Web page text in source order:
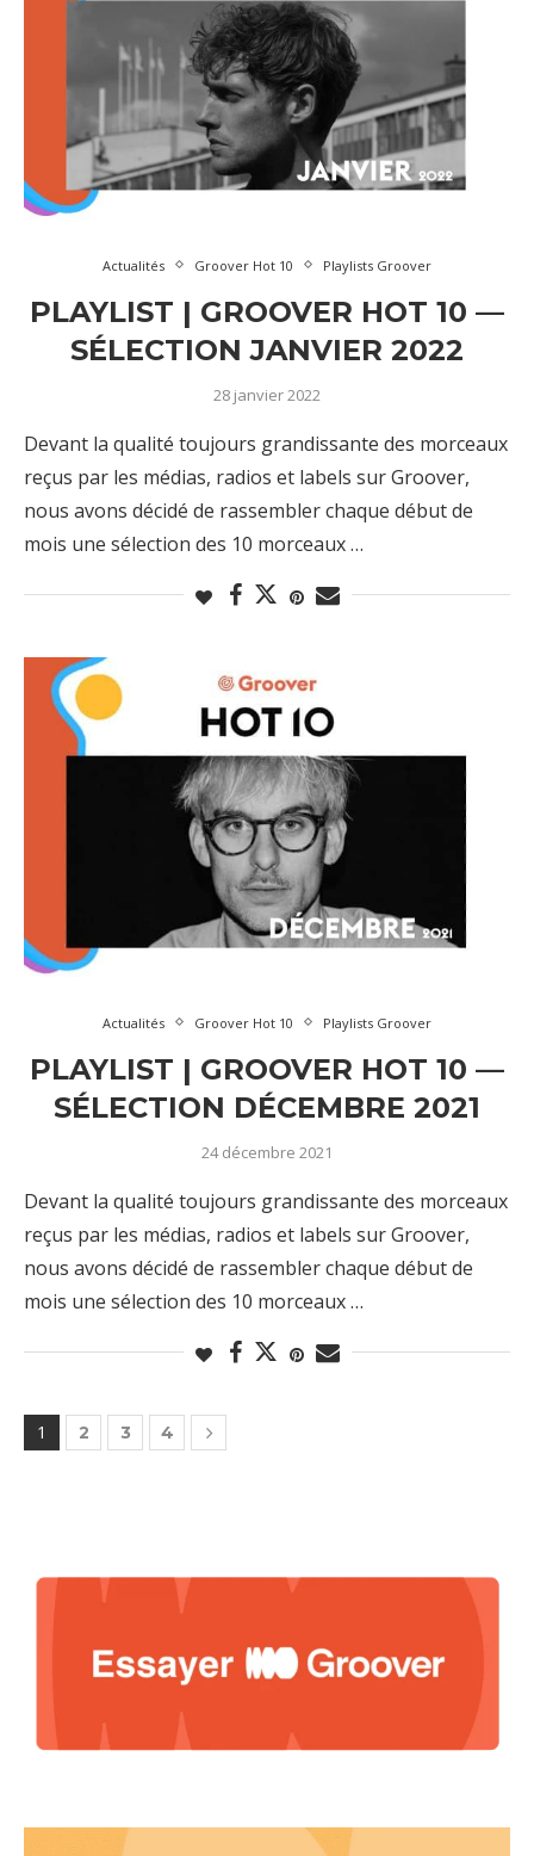
Actualités Groover Hot 10 Playlists Groover
PLAYLIST | GROOVER HOT 10 —
SÉLECTION JANVIER 2022
28 janvier 2022
Devant la qualité toujours grandissante des morceaux
reçus par les médias, radios et labels sur Groover,
nous avons décidé de rassembler chaque début de
mois une sélection des 10 morceaux …
Actualités Groover Hot 10 Playlists Groover
PLAYLIST | GROOVER HOT 10 —
SÉLECTION DÉCEMBRE 2021
24 décembre 2021
Devant la qualité toujours grandissante des morceaux
reçus par les médias, radios et labels sur Groover,
nous avons décidé de rassembler chaque début de
mois une sélection des 10 morceaux …
1 2 3 4